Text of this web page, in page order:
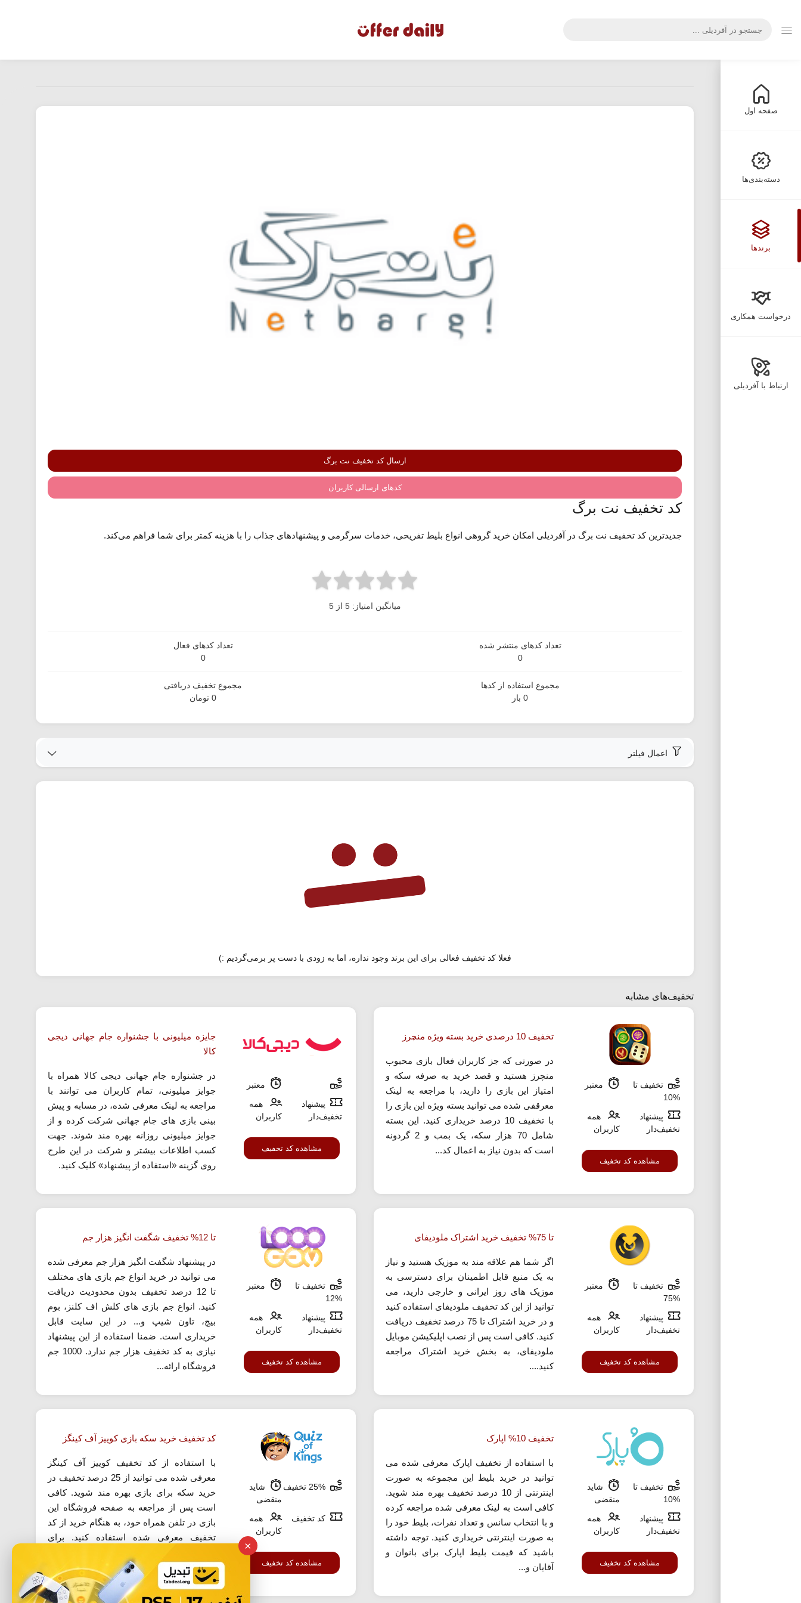
صفحه اول
دسته‌بندی‌ها
برندها
درخواست همکاری
ارتباط با آفردیلی
ارسال کد تخفیف نت برگ
کدهای ارسالی کاربران
کد تخفیف نت برگ
جدیدترین کد تخفیف نت برگ در آفردیلی امکان خرید گروهی انواع بلیط تفریحی، خدمات سرگرمی و پیشنهادهای جذاب را با هزینه کمتر برای شما فراهم می‌کند.
میانگین امتیاز: 5 از 5
تعداد کدهای منتشر شده
0
تعداد کدهای فعال
0
مجموع استفاده از کدها
0 بار
مجموع تخفیف دریافتی
0 تومان
اعمال فیلتر
فعلا کد تخفیف فعالی برای این برند وجود نداره، اما به زودی با دست پر برمی‌گردیم :)
تخفیف‌های مشابه
تخفیف تا
%10
معتبر
پیشنهاد
تخفیف‌دار
همه
کاربران
مشاهده کد تخفیف
تخفیف 10 درصدی خرید بسته ویژه منچرز
در صورتی که جز کاربران فعال بازی محبوب
منچرز هستید و قصد خرید به صرفه سکه و
امتیاز این بازی را دارید، با مراجعه به لینک
معرقفی شده می توانید بسته ویژه این بازی را
با تخفیف 10 درصد خریداری کنید. این بسته
شامل 70 هزار سکه، یک بمب و 2 گردونه
است که بدون نیاز به اعمال کد...
معتبر
پیشنهاد
تخفیف‌دار
همه
کاربران
مشاهده کد تخفیف
جایزه میلیونی با جشنواره جام جهانی دیجی
کالا
در جشنواره جام جهانی دیجی کالا همراه با
جوایز میلیونی، تمام کاربران می توانند با
مراجعه به لینک معرفی شده، در مسابه و پیش
بینی بازی های جام جهانی شرکت کرده و از
جوایز میلیونی روزانه بهره مند شوند. جهت
کسب اطلاعات بیشتر و شرکت در این طرح
روی گزینه «استفاده از پیشنهاد» کلیک کنید.
تخفیف تا
%75
معتبر
پیشنهاد
تخفیف‌دار
همه
کاربران
مشاهده کد تخفیف
تا 75% تخفیف خرید اشتراک ملودیفای
اگر شما هم علاقه مند به موزیک هستید و نیاز
به یک منبع قابل اطمینان برای دسترسی به
موزیک های روز ایرانی و خارجی دارید، می
توانید از این کد تخفیف ملودیفای استفاده کنید
و در خرید اشتراک تا 75 درصد تخفیف دریافت
کنید. کافی است پس از نصب اپلیکیشن موبایل
ملودیفای، به بخش خرید اشتراک مراجعه
کنید....
تخفیف تا
%12
معتبر
پیشنهاد
تخفیف‌دار
همه
کاربران
مشاهده کد تخفیف
تا 12% تخفیف شگفت انگیز هزار جم
در پیشنهاد شگفت انگیز هزار جم معرفی شده
می توانید در خرید انواع جم بازی های مختلف
تا 12 درصد تخفیف بدون محدودیت دریافت
کنید. انواع جم بازی های کلش اف کلنز، بوم
بیچ، تاون شیپ و... در این سایت قابل
خریداری است. ضمنا استفاده از این پیشنهاد
نیازی به کد تخفیف هزار جم ندارد. 1000 جم
فروشگاه ارائه...
تخفیف تا
%10
شاید
منقضی
پیشنهاد
تخفیف‌دار
همه
کاربران
مشاهده کد تخفیف
تخفیف 10% اپارک
با استفاده از تخفیف اپارک معرفی شده می
توانید در خرید بلیط این مجموعه به صورت
اینترنتی از 10 درصد تخفیف بهره مند شوید.
کافی است به لینک معرفی شده مراجعه کرده
و با انتخاب سانس و تعداد نفرات، بلیط خود را
به صورت اینترنتی خریداری کنید. توجه داشته
باشید که قیمت بلیط اپارک برای بانوان و
آقایان و...
شاید
منقضی
کد تخفیف
همه
کاربران
مشاهده کد تخفیف
کد تخفیف خرید سکه بازی کوییز آف کینگز
با استفاده از کد تخفیف کوییز آف کینگز
معرفی شده می توانید از 25 درصد تخفیف در
خرید سکه برای بازی بهره مند شوید. کافی
است پس از مراجعه به صفحه فروشگاه این
بازی در تلفن همراه خود، به هنگام خرید از کد
تخفیف معرفی شده استفاده کنید. برای
از کد...
×